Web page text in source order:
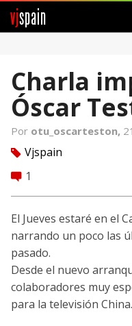
vjspain
Foros
Noticias
Vjspain
Ayuda
Contacto
Entrar
Charla
Óscar
Por otu_oscarteston,
tag Vjspain
comment 1
El Jueves estaré en el
narrando un poco las
pasado.
Desde el nuevo
colaboradores muy
para la televisión China.